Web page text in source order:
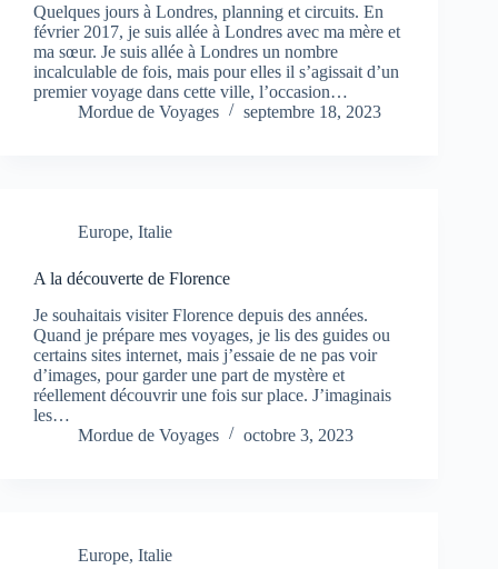
Quelques jours à Londres, planning et circuits. En
février 2017, je suis allée à Londres avec ma mère et
ma sœur. Je suis allée à Londres un nombre
incalculable de fois, mais pour elles il s’agissait d’un
premier voyage dans cette ville, l’occasion…
Mordue de Voyages
septembre 18, 2023
Europe, Italie
A la découverte de Florence
Je souhaitais visiter Florence depuis des années.
Quand je prépare mes voyages, je lis des guides ou
certains sites internet, mais j’essaie de ne pas voir
d’images, pour garder une part de mystère et
réellement découvrir une fois sur place. J’imaginais
les…
Mordue de Voyages
octobre 3, 2023
Europe, Italie